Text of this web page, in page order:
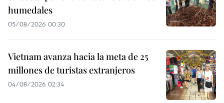
humedales
05/08/2026 00:30
Vietnam avanza hacia la meta de 25
millones de turistas extranjeros
04/08/2026 02:34